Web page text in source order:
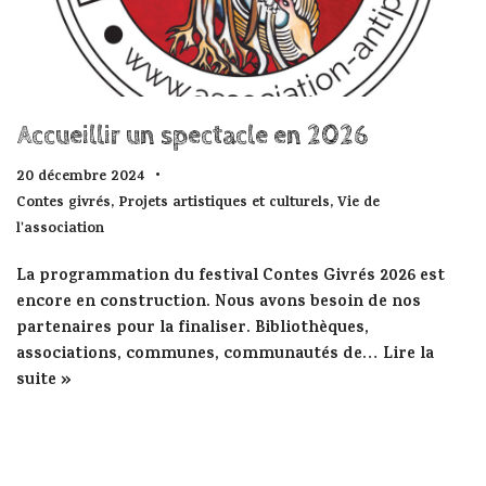
Accueillir un spectacle en 2026
20 décembre 2024
Contes givrés, Projets artistiques et culturels,Vie de
l'association
La programmation du festival Contes Givrés 2026 est
encore en construction. Nous avons besoin de nos
partenaires pour la finaliser. Bibliothèques,
associations, communes, communautés de… Lire la
suite »